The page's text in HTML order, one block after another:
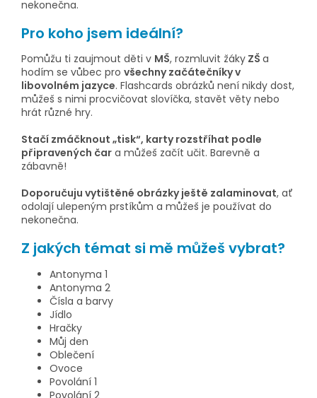
nekonečna.
Pro koho jsem ideální?
Pomůžu ti zaujmout děti v MŠ, rozmluvit žáky ZŠ a
hodím se vůbec pro všechny začátečníky v
libovolném jazyce. Flashcards obrázků není nikdy dost,
můžeš s nimi procvičovat slovíčka, stavět věty nebo
hrát různé hry.
Stačí zmáčknout „tisk“, karty rozstříhat podle
připravených čar a můžeš začít učit. Barevně a
zábavně!
Doporučuju vytištěné obrázky ještě zalaminovat, ať
odolají ulepeným prstíkům a můžeš je používat do
nekonečna.
Z jakých témat si mě můžeš vybrat?
Antonyma 1
Antonyma 2
Čísla a barvy
Jídlo
Hračky
Můj den
Oblečení
Ovoce
Povolání 1
Povolání 2